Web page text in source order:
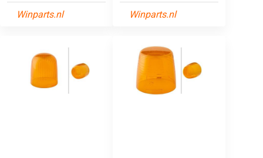
Winparts.nl Winparts.nl